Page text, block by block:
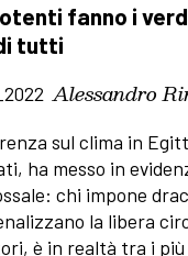
fanno i
tutti
Alessandro
sul clima in
ha messo in
chi impone
la libera
è in realtà tra i più